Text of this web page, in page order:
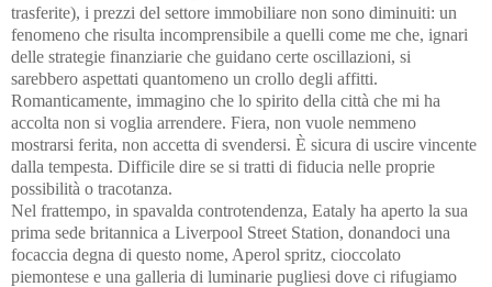
trasferite), i prezzi del settore immobiliare non sono diminuiti: un
fenomeno che risulta incomprensibile a quelli come me che, ignari
delle strategie finanziarie che guidano certe oscillazioni, si
sarebbero aspettati quantomeno un crollo degli affitti.
Romanticamente, immagino che lo spirito della città che mi ha
accolta non si voglia arrendere. Fiera, non vuole nemmeno
mostrarsi ferita, non accetta di svendersi. È sicura di uscire vincente
dalla tempesta. Difficile dire se si tratti di fiducia nelle proprie
possibilità o tracotanza.
Nel frattempo, in spavalda controtendenza, Eataly ha aperto la sua
prima sede britannica a Liverpool Street Station, donandoci una
focaccia degna di questo nome, Aperol spritz, cioccolato
piemontese e una galleria di luminarie pugliesi dove ci rifugiamo